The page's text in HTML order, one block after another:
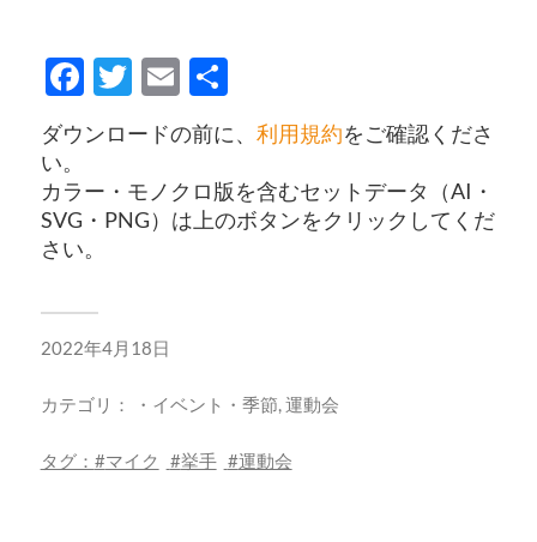
Facebook
Twitter
Email
共
有
ダウンロードの前に、 利用規約をご確認くださ
い。
カラー・モノクロ版を含むセットデータ（AI・
SVG・PNG）は上のボタンをクリックしてくだ
さい。
2022年4月18日
カテゴリ： ・イベント・季節,運動会
タグ： マイク 挙手 運動会